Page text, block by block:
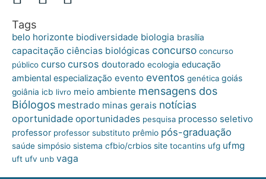
Tags
belo horizonte biodiversidade biologia brasília
capacitação ciências biológicas concurso concurso
público curso cursos doutorado ecologia educação
ambiental especialização evento eventos genética goiás
goiânia icb livro meio ambiente mensagens dos
Biólogos mestrado minas gerais notícias
oportunidade oportunidades pesquisa processo seletivo
professor professor substituto prêmio pós-graduação
saúde simpósio sistema cfbio/crbios site tocantins ufg ufmg
uft ufv unb vaga